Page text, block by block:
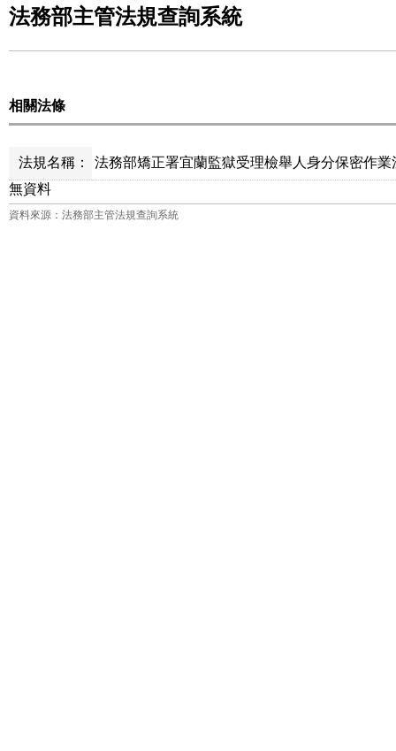
法務部主管法規查詢系統
相關法條
法規名稱：
法務部矯正署宜蘭監獄受理檢舉人身分保密作業
無資料
資料來源：法務部主管法規查詢系統